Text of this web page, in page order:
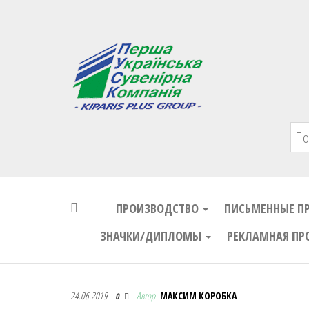
Первая Украинская Сувенирная
ПРОИЗВОДСТВО ПИСЬМЕННЫЕ
ЗНАЧКИ/ДИПЛОМЫ
РЕКЛАМНАЯ
Первая Украинская Сувенирная
24.06.2019 0 Автор МАКСИМ КОРОБКА